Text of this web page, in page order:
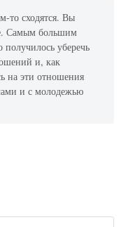
то сходятся. Вы
Самым большим
уберечь
и, как
на эти отношения
и с молодежью